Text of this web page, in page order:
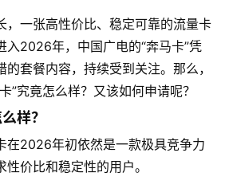
，一张高性价比、稳定可靠的流量卡
入2026年，中国广电的“奔马卡”凭
套餐内容，持续受到关注。那么，
”究竟怎么样？又该如何申请呢？
样？
在2026年初依然是一款极具竞争力
价比和稳定性的用户。